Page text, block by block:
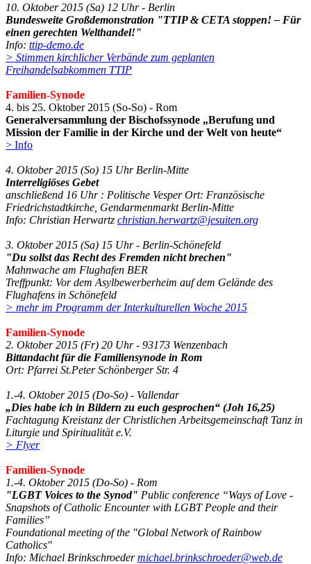
10. Oktober 2015 (Sa) 12 Uhr - Berlin
Bundesweite Großdemonstration "TTIP & CETA stoppen! – Für
einen gerechten Welthandel!"
Info: ttip-demo.de
> Stimmen kirchlicher Verbände zum geplanten
Freihandelsabkommen TTIP
Familien-Synode
4. bis 25. Oktober 2015 (So-So) - Rom
Generalversammlung der Bischofssynode „Berufung und
Mission der Familie in der Kirche und der Welt von heute“
> Info
4. Oktober 2015 (So) 15 Uhr Berlin-Mitte
Interreligiöses Gebet
anschließend 16 Uhr : Politische Vesper Ort: Französische
Friedrichstadtkirche, Gendarmenmarkt Berlin-Mitte
Info: Christian Herwartz christian.herwartz@jesuiten.org
3. Oktober 2015 (Sa) 15 Uhr - Berlin-Schönefeld
"Du sollst das Recht des Fremden nicht brechen"
Mahnwache am Flughafen BER
Treffpunkt: Vor dem Asylbewerberheim auf dem Gelände des
Flughafens in Schönefeld
> mehr im Programm der Interkulturellen Woche 2015
Familien-Synode
2. Oktober 2015 (Fr) 20 Uhr - 93173 Wenzenbach
Bittandacht für die Familiensynode in Rom
Ort: Pfarrei St.Peter Schönberger Str. 4
1.-4. Oktober 2015 (Do-So) - Vallendar
„Dies habe ich in Bildern zu euch gesprochen“ (Joh 16,25)
Fachtagung Kreistanz der Christlichen Arbeitsgemeinschaft Tanz in
Liturgie und Spiritualität e.V.
> Flyer
Familien-Synode
1.-4. Oktober 2015 (Do-So) - Rom
"LGBT Voices to the Synod" Public conference “Ways of Love -
Snapshots of Catholic Encounter with LGBT People and their
Families”
Foundational meeting of the "Global Network of Rainbow
Catholics"
Info: Michael Brinkschroedermichael.brinkschroeder@web.de